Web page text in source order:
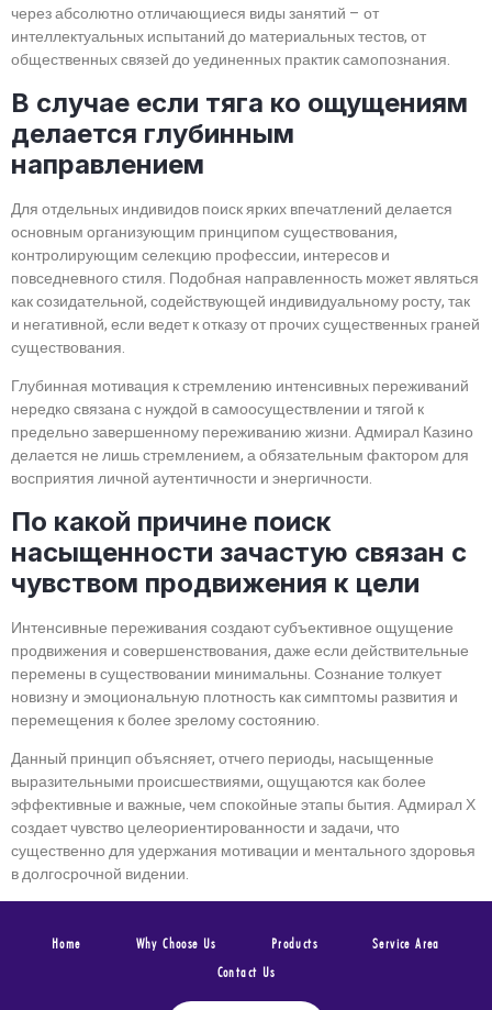
через абсолютно отличающиеся виды занятий – от
интеллектуальных испытаний до материальных тестов, от
общественных связей до уединенных практик самопознания.
В случае если тяга ко ощущениям
делается глубинным
направлением
Для отдельных индивидов поиск ярких впечатлений делается
основным организующим принципом существования,
контролирующим селекцию профессии, интересов и
повседневного стиля. Подобная направленность может являться
как созидательной, содействующей индивидуальному росту, так
и негативной, если ведет к отказу от прочих существенных граней
существования.
Глубинная мотивация к стремлению интенсивных переживаний
нередко связана с нуждой в самоосуществлении и тягой к
предельно завершенному переживанию жизни. Адмирал Казино
делается не лишь стремлением, а обязательным фактором для
восприятия личной аутентичности и энергичности.
По какой причине поиск
насыщенности зачастую связан с
чувством продвижения к цели
Интенсивные переживания создают субъективное ощущение
продвижения и совершенствования, даже если действительные
перемены в существовании минимальны. Сознание толкует
новизну и эмоциональную плотность как симптомы развития и
перемещения к более зрелому состоянию.
Данный принцип объясняет, отчего периоды, насыщенные
выразительными происшествиями, ощущаются как более
эффективные и важные, чем спокойные этапы бытия. Адмирал Х
создает чувство целеориентированности и задачи, что
существенно для удержания мотивации и ментального здоровья
в долгосрочной видении.
Home Why Choose Us Products
Service Area
Contact Us